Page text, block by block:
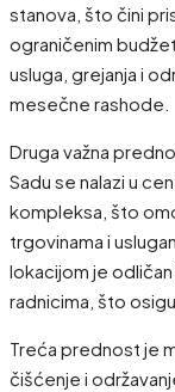
stanova, što čini
ograničenim
usluga, grejanja i
mesečne rashode.
Druga važna
Sadu se nalazi u
kompleksa, što
trgovinama i
lokacijom je
radnicima, što
Treća prednost je
čišćenje i